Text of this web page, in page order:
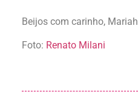
Beijos com carinho, Mariah
Foto: Renato Milani